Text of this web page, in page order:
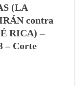
(LA
contra
RICA) –
– Corte